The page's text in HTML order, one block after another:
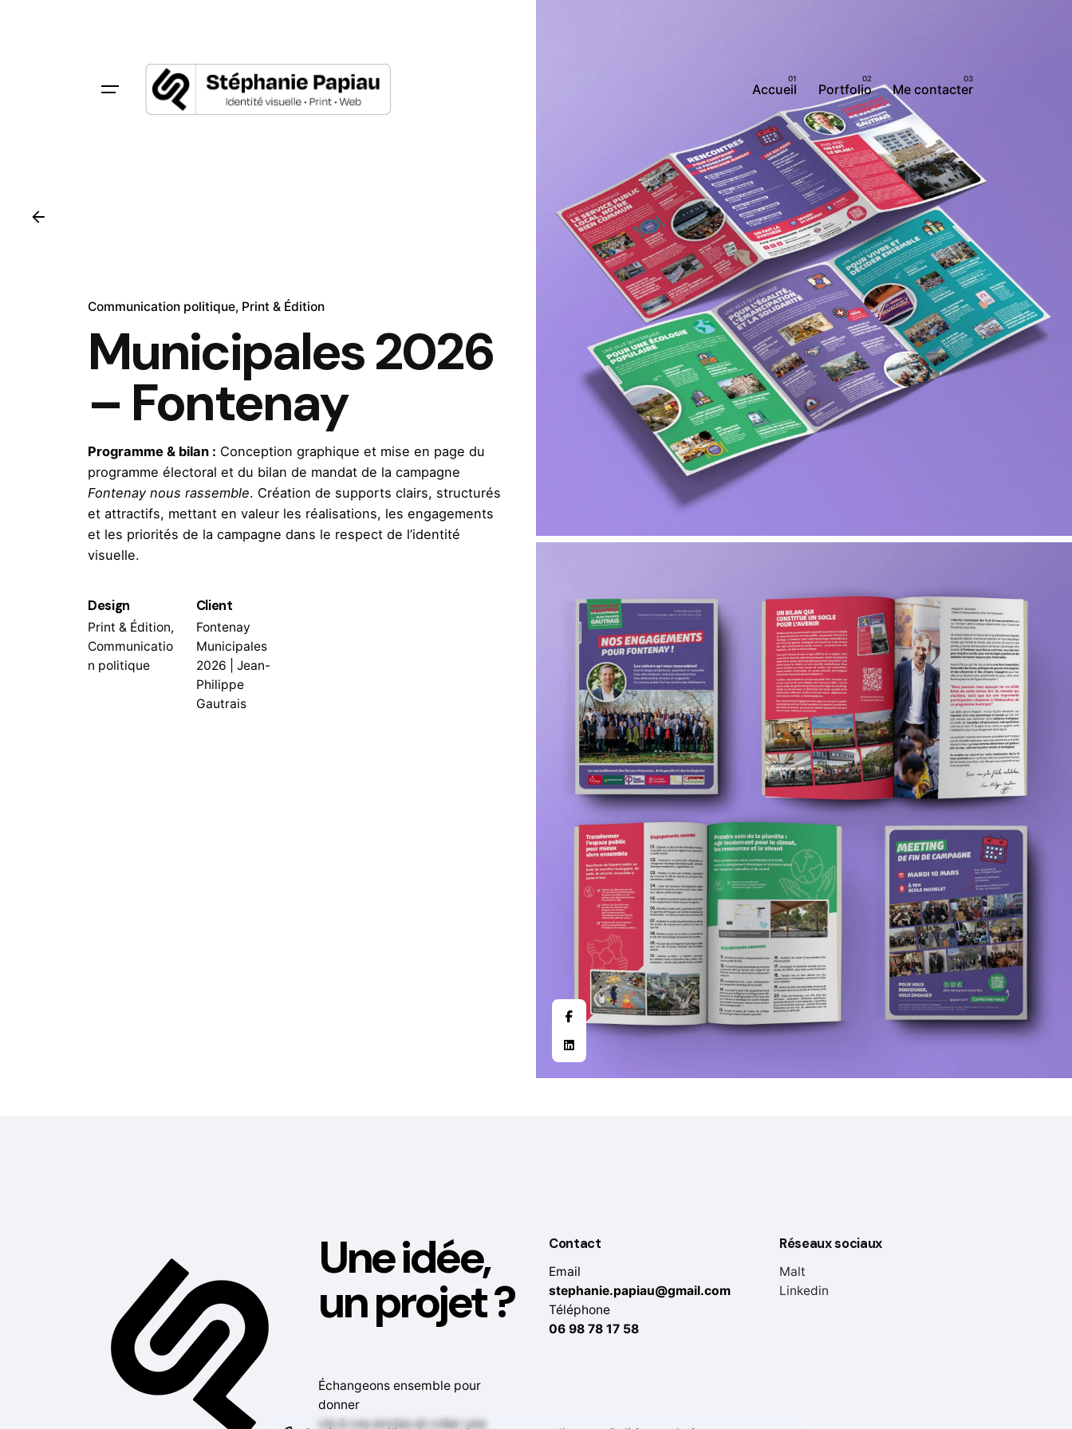
Accueil Portfolio Me contacter
Communication politique Print & Édition
Municipales 2026
– Fontenay
Programme & bilan : Conception graphique et mise en page du
programme électoral et du bilan de mandat de la campagne
Fontenay nous rassemble. Création de supports clairs, structurés
et attractifs, mettant en valeur les réalisations, les engagements
et les priorités de la campagne dans le respect de l’identité
visuelle.
Design
Print & Édition,
Communicatio
n politique
Client
Fontenay
Municipales
2026 | Jean-
Philippe
Gautrais
Une idée,
un projet ?
Échangeons ensemble pour
donner
vie à vos envies et créer une
Contact
Email
stephanie.papiau@gmail.com
Téléphone
06 98 78 17 58
Réseaux sociaux
Malt
Linkedin